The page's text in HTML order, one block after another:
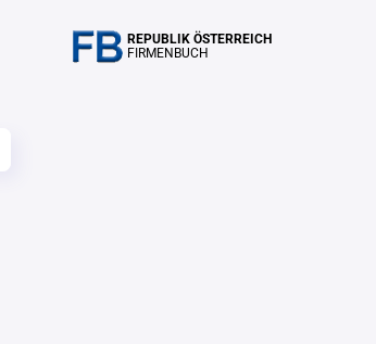
REPUBLIK ÖSTERREICH
FIRMENBUCH